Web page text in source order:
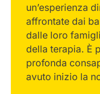
un’esperienza
affrontate dai
dalle loro
della terapia. È
profonda
avuto inizio la